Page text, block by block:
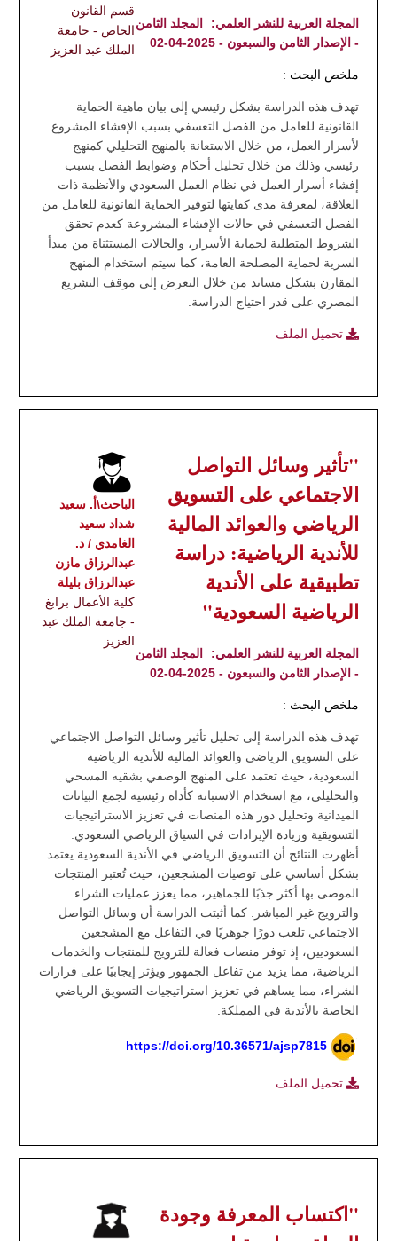
قسم القانون
الخاص - جامعة
الملك عبد العزيز
المجلة العربية للنشر العلمي:
المجلد الثامن
- الإصدار الثامن والسبعون - 2025-04-02
ملخص البحث :
تهدف هذه الدراسة بشكل رئيسي إلى بيان ماهية الحماية
القانونية للعامل من الفصل التعسفي بسبب الإفشاء المشروع
لأسرار العمل، من خلال الاستعانة بالمنهج التحليلي كمنهج
رئيسي وذلك من خلال تحليل أحكام وضوابط الفصل بسبب
إفشاء أسرار العمل في نظام العمل السعودي والأنظمة ذات
العلاقة، لمعرفة مدى كفايتها لتوفير الحماية القانونية للعامل من
الفصل التعسفي في حالات الإفشاء المشروعة كعدم تحقق
الشروط المتطلبة لحماية الأسرار، والحالات المستثناة من مبدأ
السرية لحماية المصلحة العامة، كما سيتم استخدام المنهج
المقارن بشكل مساند من خلال التعرض إلى موقف التشريع
المصري على قدر احتياج الدراسة.
تحميل الملف
الباحث\أ. سعيد
شداد سعيد
الغامدي / د.
عبدالرزاق مازن
عبدالرزاق بليلة
كلية الأعمال برابغ
- جامعة الملك عبد
العزيز
"تأثير وسائل التواصل
الاجتماعي على التسويق
الرياضي والعوائد المالية
للأندية الرياضية: دراسة
تطبيقية على الأندية
الرياضية السعودية"
المجلة العربية للنشر العلمي:
المجلد الثامن
- الإصدار الثامن والسبعون - 2025-04-02
ملخص البحث :
تهدف هذه الدراسة إلى تحليل تأثير وسائل التواصل الاجتماعي
على التسويق الرياضي والعوائد المالية للأندية الرياضية
السعودية، حيث تعتمد على المنهج الوصفي بشقيه المسحي
والتحليلي، مع استخدام الاستبانة كأداة رئيسية لجمع البيانات
الميدانية وتحليل دور هذه المنصات في تعزيز الاستراتيجيات
التسويقية وزيادة الإيرادات في السياق الرياضي السعودي.
أظهرت النتائج أن التسويق الرياضي في الأندية السعودية يعتمد
بشكل أساسي على توصيات المشجعين، حيث تُعتبر المنتجات
الموصى بها أكثر جذبًا للجماهير، مما يعزز عمليات الشراء
والترويج غير المباشر. كما أثبتت الدراسة أن وسائل التواصل
الاجتماعي تلعب دورًا جوهريًا في التفاعل مع المشجعين
السعوديين، إذ توفر منصات فعالة للترويج للمنتجات والخدمات
الرياضية، مما يزيد من تفاعل الجمهور ويؤثر إيجابيًا على قرارات
الشراء، مما يساهم في تعزيز استراتيجيات التسويق الرياضي
الخاصة بالأندية في المملكة.
https://doi.org/10.36571/ajsp7815
تحميل الملف
"اكتساب المعرفة وجودة